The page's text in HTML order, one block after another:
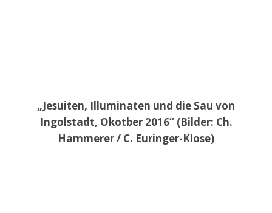
„Jesuiten, Illuminaten und die Sau von
Ingolstadt, Okotber 2016“ (Bilder: Ch.
Hammerer / C. Euringer-Klose)